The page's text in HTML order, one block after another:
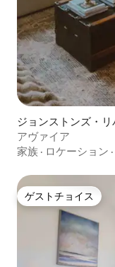
ジョンストンズ・
アヴァイア
家族 · ロケーション ·
ゲストチョイス
ゲストチョイス